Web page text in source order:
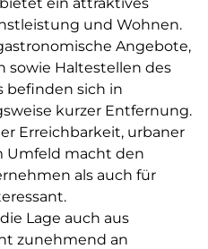
und Wohnen.
Angebote,
Haltestellen des
befinden sich in
kurzer Entfernung.
Erreichbarkeit, urbaner
Umfeld macht den
als auch für
Lage auch aus
zunehmend an